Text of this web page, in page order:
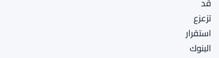
تزعزع
استقرار
البنوك